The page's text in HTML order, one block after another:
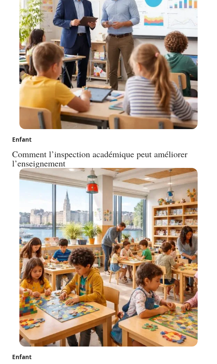
Enfant
Comment l’inspection académique peut améliorer
l’enseignement
Enfant